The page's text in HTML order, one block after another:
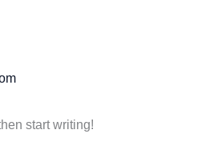
start writing!